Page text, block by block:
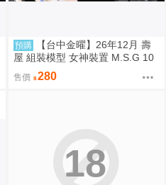
預購
【台中金曜】26年12月 壽
屋 組裝模型 女神裝置 M.S.G 10
臉部套組 PUNI☆MOFU 用 膚色
C 0819
售價 280
18